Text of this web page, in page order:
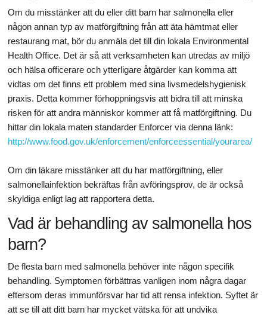
Om du misstänker att du eller ditt barn har salmonella eller
någon annan typ av matförgiftning från att äta hämtmat eller
restaurang mat, bör du anmäla det till din lokala Environmental
Health Office. Det är så att verksamheten kan utredas av miljö
och hälsa officerare och ytterligare åtgärder kan komma att
vidtas om det finns ett problem med sina livsmedelshygienisk
praxis. Detta kommer förhoppningsvis att bidra till att minska
risken för att andra människor kommer att få matförgiftning. Du
hittar din lokala maten standarder Enforcer via denna länk:
http://www.food.gov.uk/enforcement/enforceessential/yourarea/
Om din läkare misstänker att du har matförgiftning, eller
salmonellainfektion bekräftas från avföringsprov, de är också
skyldiga enligt lag att rapportera detta.
Vad är behandling av salmonella hos
barn?
De flesta barn med salmonella behöver inte någon specifik
behandling. Symptomen förbättras vanligen inom några dagar
eftersom deras immunförsvar har tid att rensa infektion. Syftet är
att se till att ditt barn har mycket vätska för att undvika